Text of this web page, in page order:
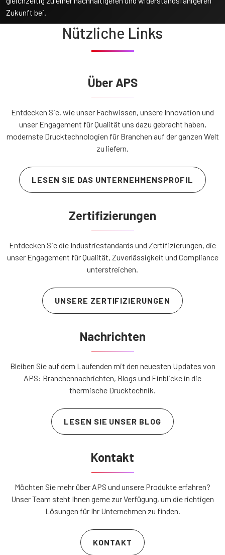
Zukunft bei.
Nützliche Links
Über APS
Entdecken Sie, wie unser Fachwissen, unsere Innovation und
unser Engagement für Qualität uns dazu gebracht haben,
modernste Drucktechnologien für Branchen auf der ganzen Welt
zu liefern.
LESEN SIE DAS UNTERNEHMENSPROFIL
Zertifizierungen
Entdecken Sie die Industriestandards und Zertifizierungen, die
unser Engagement für Qualität, Zuverlässigkeit und Compliance
unterstreichen.
UNSERE ZERTIFIZIERUNGEN
Nachrichten
Bleiben Sie auf dem Laufenden mit den neuesten Updates von
APS: Branchennachrichten, Blogs und Einblicke in die
thermische Drucktechnik.
LESEN SIE UNSER BLOG
Kontakt
Möchten Sie mehr über APS und unsere Produkte erfahren?
Unser Team steht Ihnen gerne zur Verfügung, um die richtigen
Lösungen für Ihr Unternehmen zu finden.
KONTAKT